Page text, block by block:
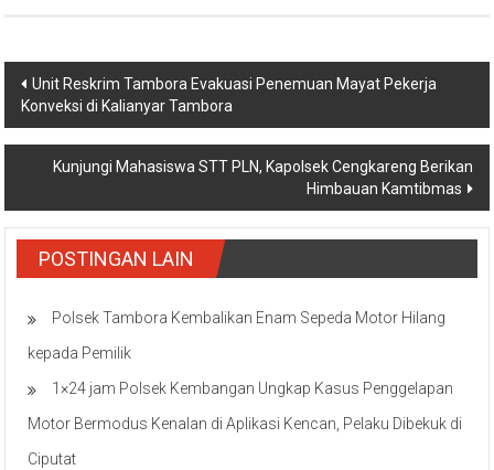
Navigasi
pos
Unit Reskrim Tambora Evakuasi Penemuan Mayat Pekerja
Konveksi di Kalianyar Tambora
Kunjungi Mahasiswa STT PLN, Kapolsek Cengkareng Berikan
Himbauan Kamtibmas
POSTINGAN LAIN
Polsek Tambora Kembalikan Enam Sepeda Motor Hilang
kepada Pemilik
1×24 jam Polsek Kembangan Ungkap Kasus Penggelapan
Motor Bermodus Kenalan di Aplikasi Kencan, Pelaku Dibekuk di
Ciputat